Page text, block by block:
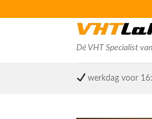
Dé VHT Specialist
werkdag voor